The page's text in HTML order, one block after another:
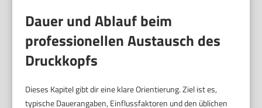
Dauer und Ablauf beim
professionellen Austausch des
Druckkopfs
Dieses Kapitel gibt dir eine klare Orientierung. Ziel ist es,
typische Dauerangaben, Einflussfaktoren und den üblichen